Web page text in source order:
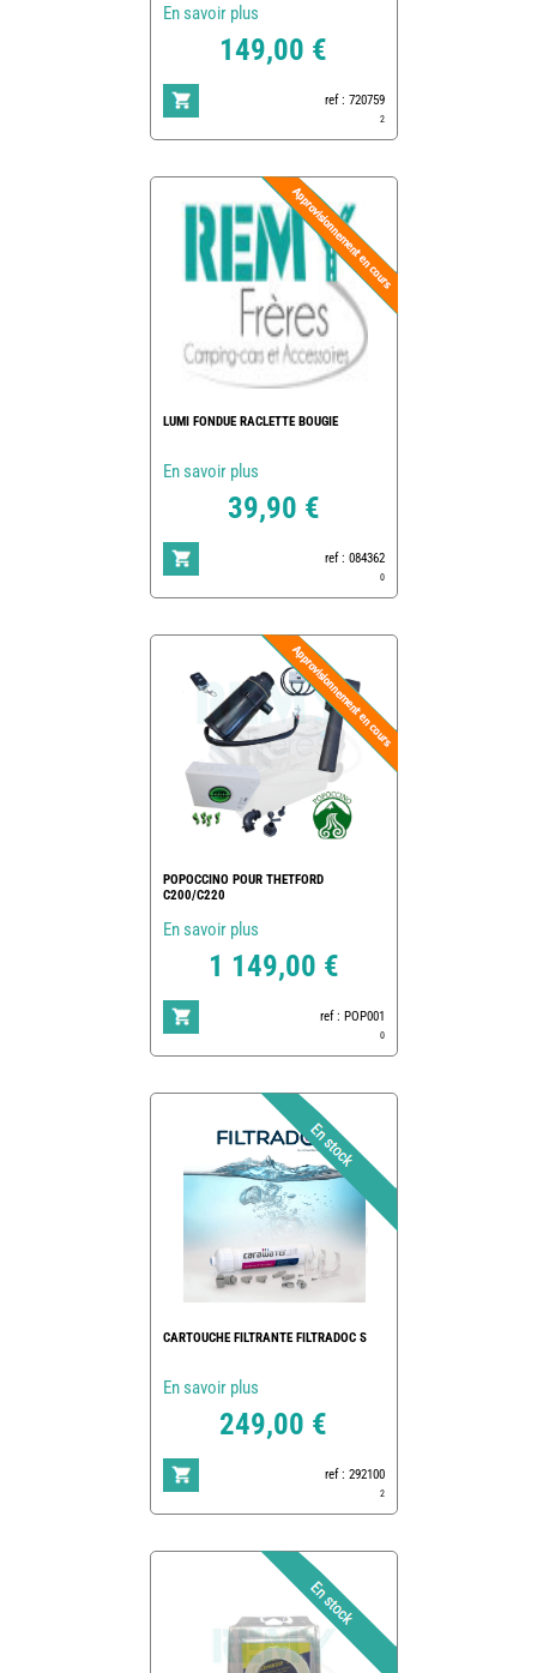
En savoir plus
149,00 €
ref : 720759
2
LUMI FONDUE RACLETTE BOUGIE
En savoir plus
39,90 €
ref : 084362
0
POPOCCINO POUR THETFORD
C200/C220
En savoir plus
1 149,00 €
ref : POP001
0
CARTOUCHE FILTRANTE FILTRADOC S
En savoir plus
249,00 €
ref : 292100
2